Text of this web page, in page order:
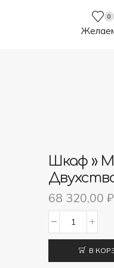
0
Шкаф »
68 320,00₽
товара
Шкаф
В